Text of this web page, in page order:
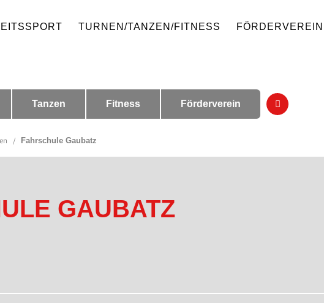
TURNEN/TANZEN/FITNESS FÖRDERVEREIN
Tanzen Fitness Förderverein
/ Fahrschule Gaubatz
GAUBATZ